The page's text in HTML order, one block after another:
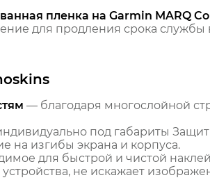
пленка на Garmin MARQ
для продления срока службы
— благодаря многослойной
под габариты
на изгибы экрана и корпуса.
для быстрой и чистой
не искажает